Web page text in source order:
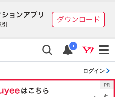
i
ログイン